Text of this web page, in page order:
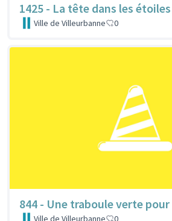
1425 - La tête dans les étoiles
Ville de Villeurbanne 0
844 - Une traboule verte
Ville de Villeurbanne 0